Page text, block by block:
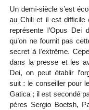
Un demi-siècle s’est
au Chili et il est difficile
représente l’Opus
qu’on ne fournit pas
secret à l’extrême.
dans la presse et les
Dei, on peut établir
suit : le conseiller pour
Gatica ; il est secondé
pères Sergio Boetsh,